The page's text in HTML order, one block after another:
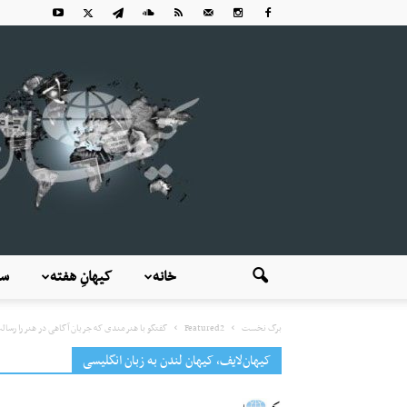
کیهانِ هفته خانه
برگ نخست Featured2 گفتگو با هنرمندی که جریان آگاهی در هنر را
کیهان‌لایف، کیهان لندن به زبان انگلیسی